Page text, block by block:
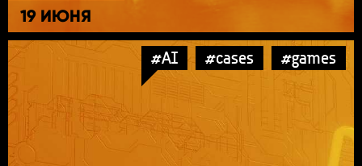
19 ИЮНЯ
#AI #cases #games